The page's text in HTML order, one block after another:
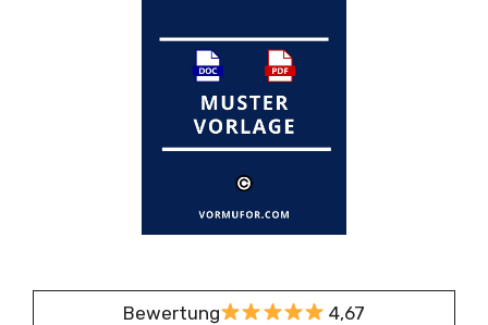
Bewertung 4,67